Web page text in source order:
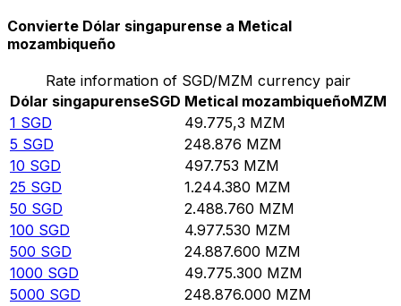
Convierte Dólar singapurense a Metical
mozambiqueño
Rate information of SGD/MZM currency pair
Dólar singapurenseSGD Metical mozambiqueñoMZM
1 SGD 49.775,3 MZM
5 SGD 248.876 MZM
10 SGD 497.753 MZM
25 SGD 1.244.380 MZM
50 SGD 2.488.760 MZM
100 SGD 4.977.530 MZM
500 SGD 24.887.600 MZM
1000 SGD 49.775.300 MZM
5000 SGD 248.876.000 MZM